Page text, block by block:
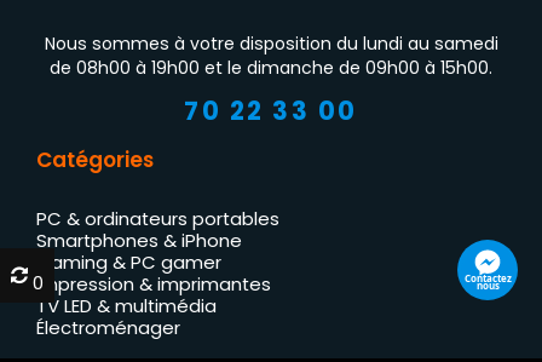
Nous sommes à votre disposition du lundi au samedi
de 08h00 à 19h00 et le dimanche de 09h00 à 15h00.
70 22 33 00
Catégories
PC & ordinateurs portables
Smartphones & iPhone
Gaming & PC gamer
Impression & imprimantes
TV LED & multimédia
Électroménager
Contactez
nous
0
0